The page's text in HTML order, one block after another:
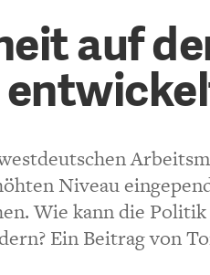
unsere neuesten
auf
Niveau
Wie kann die Politik
Ein Beitrag von
deutschen
Demokraten
design-jobs-and-